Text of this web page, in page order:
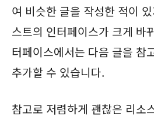
여 비슷한 글을 작성한 적이
스트의 인터페이스가 크게 바
터페이스에서는 다음 글을 참
추가할 수 있습니다.
참고로 저렴하게 괜찮은 리소